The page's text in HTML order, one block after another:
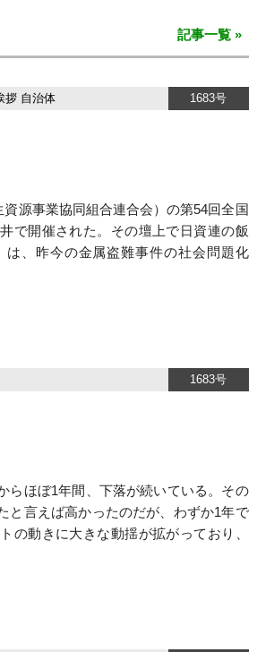
記事一覧 »
拶 自治体 1683号
源事業協同組合連合会）の第54回全国
で開催された。その壇上で日資連の飯
、昨今の金属盗難事件の社会問題化
1683号
ほぼ1年間、下落が続いている。その
と言えば高かったのだが、わずか1年で
の動きに大きな動揺が拡がっており、